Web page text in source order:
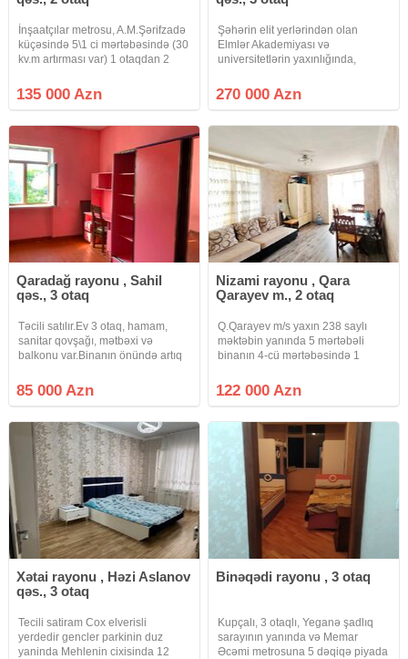
İnşaatçılar metrosu, A.M.Şərifzadə
küçəsində 5\1 ci mərtəbəsində (30
kv.m artırması var) 1 otaqdan 2
satılır.Mənzildə sanuzel (hamam,
tualet) ayrıdır, istilik sistemi Kombi
135 000 Azn
Şəhərin elit yerlərindən olan
Elmlər Akademiyası və
universitetlərin yaxınlığında,
üzbəüz stalinka layihəli binada,
əlavə 20 kv.m artırması olan, 2dən
270 000 Azn
Qaradağ rayonu , Sahil
qəs., 3 otaq
Təcili satılır.Ev 3 otaq, hamam,
sanitar qovşağı, mətbəxi və
balkonu var.Binanın önündə artıq
var.Dənizə çox yaxın məsafədə
yerləşir.Qarşısında avtobus
85 000 Azn
Nizami rayonu , Qara
Qarayev m., 2 otaq
Q.Qarayev m/s yaxın 238 saylı
məktəbin yanında 5 mərtəbəli
binanın 4-cü mərtəbəsində 1
təmirli mənzil əşyalarla biryerdə
satılır. İstlik sistemi mərkəzidir.
122 000 Azn
Xətai rayonu , Həzi Aslanov
qəs., 3 otaq
Tecili satiram Cox elverisli
yerdedir gencler parkinin duz
yaninda Mehlenin cixisinda 12
Binəqədi rayonu , 3 otaq
Kupçalı, 3 otaqlı, Yeganə şadlıq
sarayının yanında və Memar
Əcəmi metrosuna 5 dəqiqə piyada